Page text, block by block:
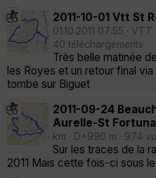
2011-10-01 Vtt St
01.10.2011 07:55 ·
40 téléchargements ·
Très belle matinée
les Royes et un retour final
tombe sur Biguet
2011-09-24
Aurelle-St
km · D+990 m · 974
Sur les traces de la
2011 Mais cette fois-ci sous